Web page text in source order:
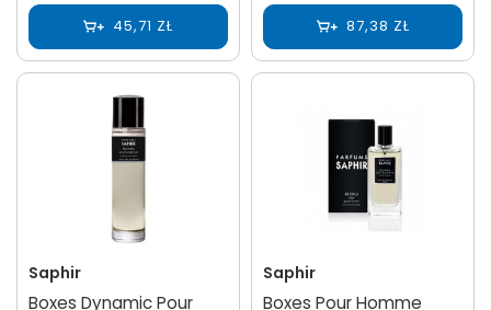
45,71 ZŁ 87,38 ZŁ
Saphir
Boxes Dynamic Pour
Saphir
Boxes Pour Homme